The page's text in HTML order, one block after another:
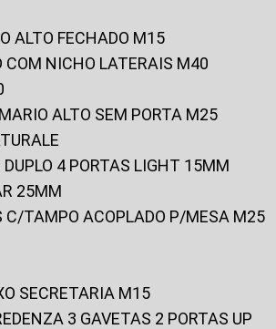
ALTO FECHADO M15
COM NICHO LATERAIS M40
ALTO SEM PORTA M25
DUPLO 4 PORTAS LIGHT 15MM
25MM
C/TAMPO ACOPLADO P/MESA M25
SECRETARIA M15
3 GAVETAS 2 PORTAS UP